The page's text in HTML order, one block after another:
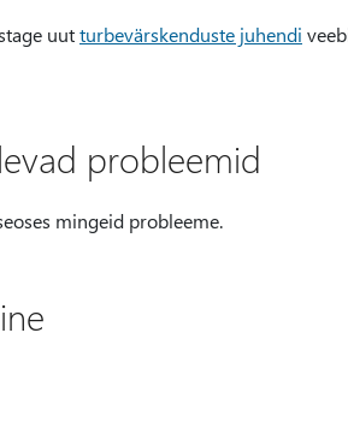
uutturbevärskenduste juhendi
probleemid
mingeid probleeme.